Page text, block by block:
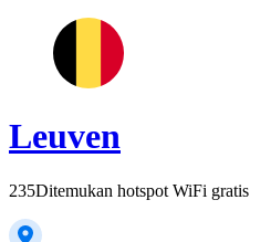
Leuven
235Ditemukan hotspot WiFi gratis